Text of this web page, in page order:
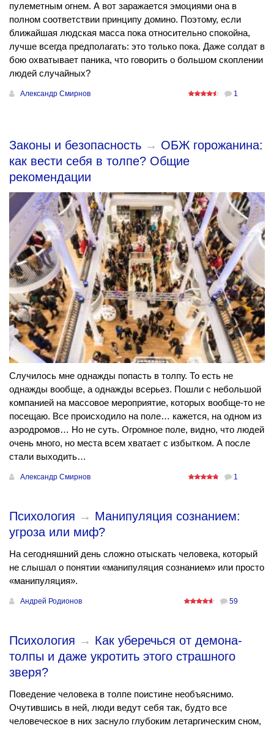
пулеметным огнем. А вот заражается эмоциями она в
полном соответствии принципу домино. Поэтому, если
ближайшая людская масса пока относительно спокойна,
лучше всегда предполагать: это только пока. Даже солдат в
бою охватывает паника, что говорить о большом скоплении
людей случайных?
Александр Смирнов 1
Законы и безопасность → ОБЖ горожанина:
как вести себя в толпе? Общие
рекомендации
Случилось мне однажды попасть в толпу. То есть не
однажды вообще, а однажды всерьез. Пошли с небольшой
компанией на массовое мероприятие, которых вообще-то не
посещаю. Все происходило на поле… кажется, на одном из
аэродромов… Но не суть. Огромное поле, видно, что людей
очень много, но места всем хватает с избытком. А после
стали выходить…
Александр Смирнов 1
Психология → Манипуляция сознанием:
угроза или миф?
На сегодняшний день сложно отыскать человека, который
не слышал о понятии «манипуляция сознанием» или просто
«манипуляция».
Андрей Родионов 59
Психология → Как уберечься от демона-
толпы и даже укротить этого страшного
зверя?
Поведение человека в толпе поистине необъяснимо.
Очутившись в ней, люди ведут себя так, будто все
человеческое в них заснуло глубоким летаргическим сном,